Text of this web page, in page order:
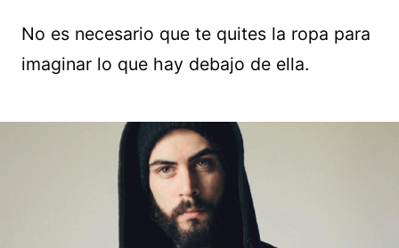
No es necesario que te quites la ropa para
imaginar lo que hay debajo de ella.